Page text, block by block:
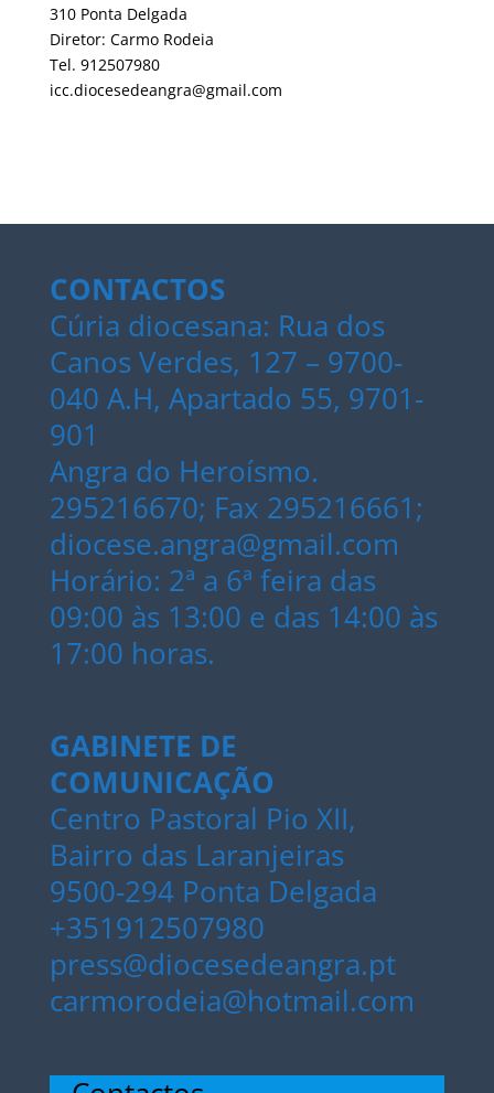
310 Ponta Delgada
Diretor: Carmo Rodeia
Tel. 912507980
icc.diocesedeangra@gmail.com
CONTACTOS
Cúria diocesana: Rua dos
Canos Verdes, 127 – 9700-
040 A.H, Apartado 55, 9701-
901
Angra do Heroísmo.
295216670; Fax 295216661;
diocese.angra@gmail.com
Horário: 2ª a 6ª feira das
09:00 às 13:00 e das 14:00 às
17:00 horas.
GABINETE DE
COMUNICAÇÃO
Centro Pastoral Pio XII,
Bairro das Laranjeiras
9500-294 Ponta Delgada
+351912507980
press@diocesedeangra.pt
carmorodeia@hotmail.com